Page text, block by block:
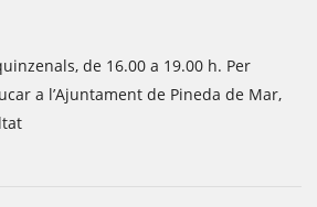
de 16.00 a 19.00 h. Per
a l’Ajuntament de Pineda de Mar,